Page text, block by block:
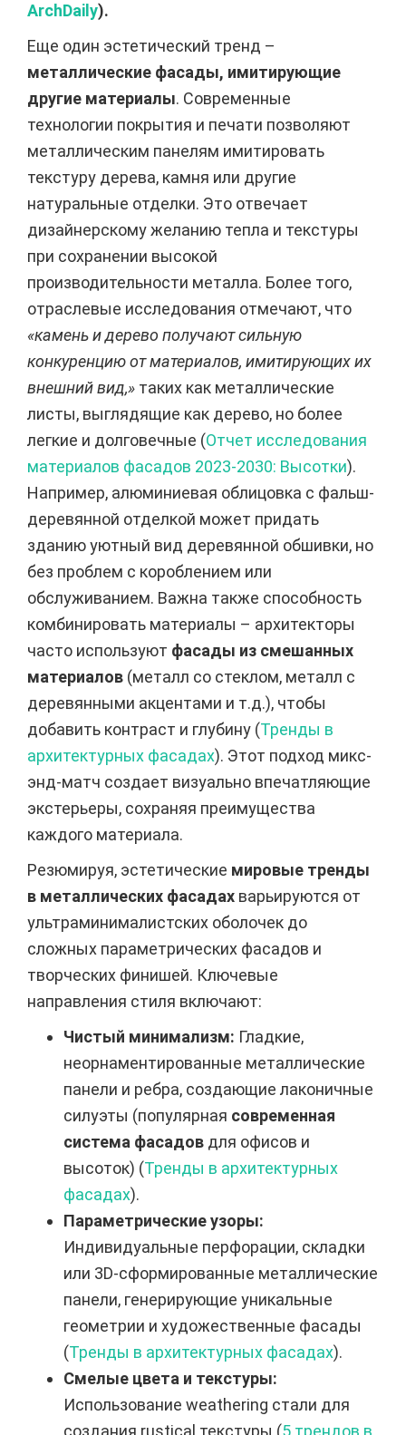
ArchDaily).
Еще один эстетический тренд –
металлические фасады, имитирующие
другие материалы. Современные
технологии покрытия и печати позволяют
металлическим панелям имитировать
текстуру дерева, камня или другие
натуральные отделки. Это отвечает
дизайнерскому желанию тепла и текстуры
при сохранении высокой
производительности металла. Более того,
отраслевые исследования отмечают, что
«камень и дерево получают сильную
конкуренцию от материалов, имитирующих их
внешний вид,» таких как металлические
листы, выглядящие как дерево, но более
легкие и долговечные (Отчет исследования
материалов фасадов 2023-2030: Высотки).
Например, алюминиевая облицовка с фальш-
деревянной отделкой может придать
зданию уютный вид деревянной обшивки, но
без проблем с короблением или
обслуживанием. Важна также способность
комбинировать материалы – архитекторы
часто используют фасады из смешанных
материалов (металл со стеклом, металл с
деревянными акцентами и т.д.), чтобы
добавить контраст и глубину (Тренды в
архитектурных фасадах). Этот подход микс-
энд-матч создает визуально впечатляющие
экстерьеры, сохраняя преимущества
каждого материала.
Резюмируя, эстетические мировые тренды
в металлических фасадах варьируются от
ультраминималистских оболочек до
сложных параметрических фасадов и
творческих финишей. Ключевые
направления стиля включают:
Чистый минимализм: Гладкие,
неорнаментированные металлические
панели и ребра, создающие лаконичные
силуэты (популярная современная
система фасадов для офисов и
высоток) (Тренды в архитектурных
фасадах).
Параметрические узоры:
Индивидуальные перфорации, складки
или 3D-сформированные металлические
панели, генерирующие уникальные
геометрии и художественные фасады
(Тренды в архитектурных фасадах).
Смелые цвета и текстуры:
Использование weathering стали для
создания rustical текстуры (5 трендов в